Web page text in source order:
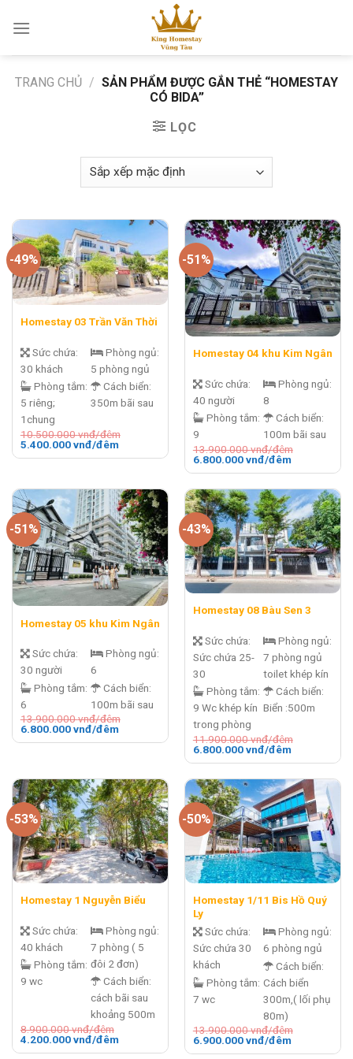
TRANG CHỦ / SẢN PHẨM ĐƯỢC GẮN THẺ “HOMESTAY
CÓ BIDA”
LỌC
-49%
Homestay 03 Trần Văn Thời
Sức chứa:
30 khách
Phòng tắm:
5 riêng;
1chung
Phòng ngủ:
5 phòng ngủ
Cách biển:
350m bãi sau
10.500.000vnđ/đêm
Giá
5.400.000vnđ/đêmGiá
đêm.
-51%
Homestay 04 khu Kim Ngân
Sức chứa:
40 người
Phòng tắm:
9
Phòng ngủ:
8
Cách biển:
100m bãi sau
13.900.000vnđ/đêm
Giá
13.900.000 vnđ/
đêm.
6.800.000vnđ/đêmGiá
là:
6.800.000
đêm.
-51%
Homestay 05 khu Kim Ngân
Sức chứa:
30 người
Phòng tắm:
6
Phòng ngủ:
6
Cách biển:
100m bãi sau
13.900.000vnđ/đêm
Giá
6.800.000vnđ/đêmGiá
đêm.
-43%
Homestay 08 Bàu Sen 3
Sức chứa:
Sức chứa 25-
30
Phòng tắm:
9 Wc khép kín
trong phòng
Phòng ngủ:
7 phòng ngủ
toilet khép kín
Cách biển:
Biển :500m
11.900.000vnđ/đêm
Giá
11.900.000 vnđ/
đêm.
6.800.000vnđ/đêmGiá
là:
6.800.000
đêm.
-53%
Homestay 1 Nguyễn Biểu
Sức chứa:
40 khách
Phòng tắm:
9 wc
Phòng ngủ:
7 phòng ( 5
đôi 2 đơn)
Cách biển:
cách bãi sau
khoảng 500m
8.900.000vnđ/đêm
Giá
4.200.000vnđ/đêmGiá
-50%
Homestay 1/11 Bis Hồ Quý
Ly
Sức chứa:
Sức chứa 30
khách
Phòng tắm:
7 wc
Phòng ngủ:
6 phòng ngủ
Cách biển:
Cách biển
300m,( lối phụ
80m)
13.900.000vnđ/đêm
Giá
6.900.000vnđ/đêmGiá